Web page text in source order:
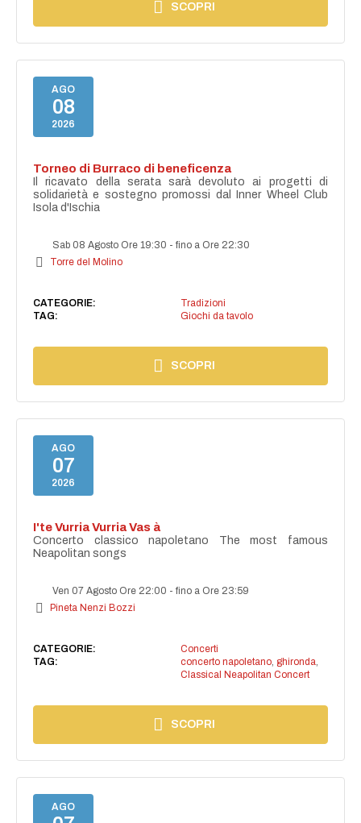
SCOPRI
AGO
08
2026
Torneo di Burraco di beneficenza
Il ricavato della serata sarà devoluto ai progetti di
solidarietà e sostegno promossi dal Inner Wheel Club
Isola d'Ischia
Sab 08 Agosto Ore 19:30 -fino a Ore 22:30
Torre del Molino
CATEGORIE:
Tradizioni
TAG:
Giochi da tavolo
SCOPRI
AGO
07
2026
I'te Vurria Vurria Vas à
Concerto classico napoletano The most famous
Neapolitan songs
Ven 07 Agosto Ore 22:00 -fino a Ore 23:59
Pineta Nenzi Bozzi
CATEGORIE:
Concerti
TAG:
concerto napoletano, ghironda,
Classical Neapolitan Concert
SCOPRI
AGO